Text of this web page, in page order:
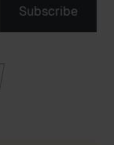
Subscribe